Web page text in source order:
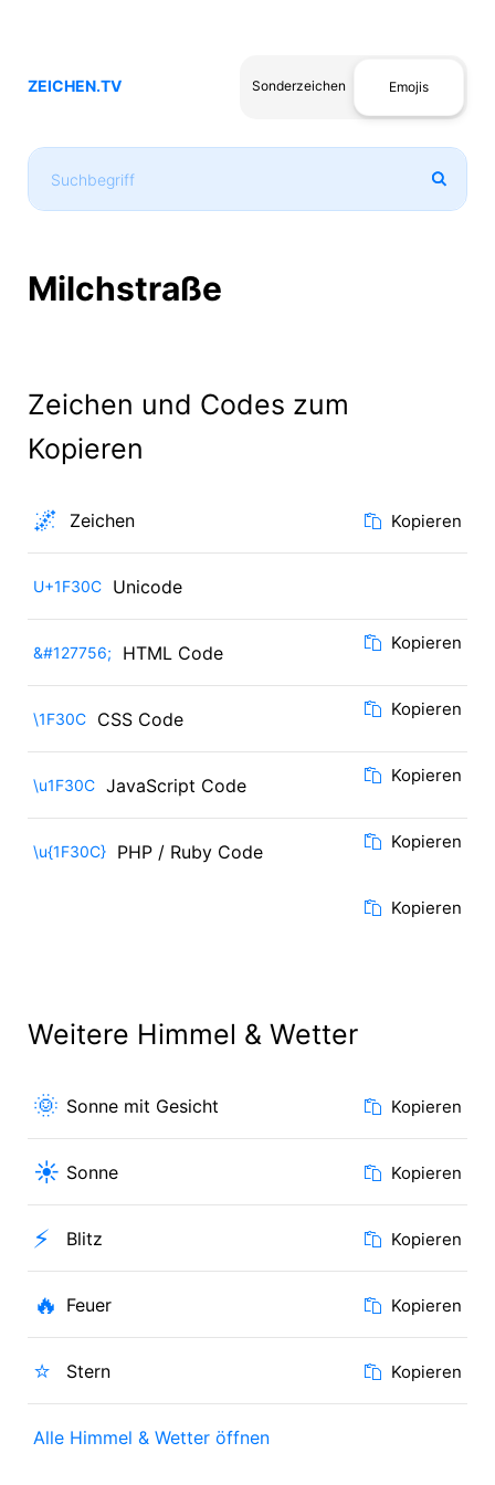
ZEICHEN.TV Sonderzeichen Emojis
Milchstraße
Zeichen und Codes zum
Kopieren
🌌 Zeichen Kopieren
U+1F30C Unicode
Kopieren
&#127756; HTML Code
Kopieren
\1F30C CSS Code
Kopieren
\u1F30C JavaScript Code
Kopieren
\u{1F30C} PHP / Ruby Code
Kopieren
Weitere Himmel & Wetter
🌞 Sonne mit Gesicht Kopieren
☀️ Sonne Kopieren
⚡ Blitz Kopieren
🔥 Feuer Kopieren
⭐ Stern Kopieren
Alle Himmel & Wetter öffnen